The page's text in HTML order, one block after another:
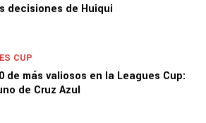
decisiones de Huiqui
CUP
de más valiosos en la Leagues Cup:
de Cruz Azul